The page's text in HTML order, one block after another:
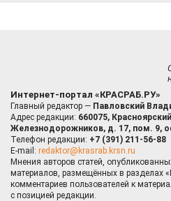
Интернет-портал «КРАСРАБ.РУ»
Главный редактор — Павловский
Адрес редакции: 660075,
Железнодорожников, д. 17, пом. 9,
Телефон редакции: +7 (391) 211-56-88
E-mail: redaktor@krasrab.krsn.ru
Мнения авторов статей,
материалов, размещённых в разделах
комментариев пользователей к
с позицией редакции.